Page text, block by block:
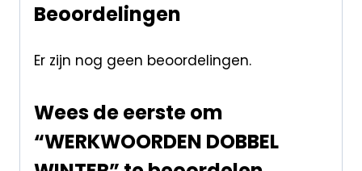
Beoordelingen
Er zijn nog geen beoordelingen.
Wees de eerste om
“WERKWOORDEN DOBBEL